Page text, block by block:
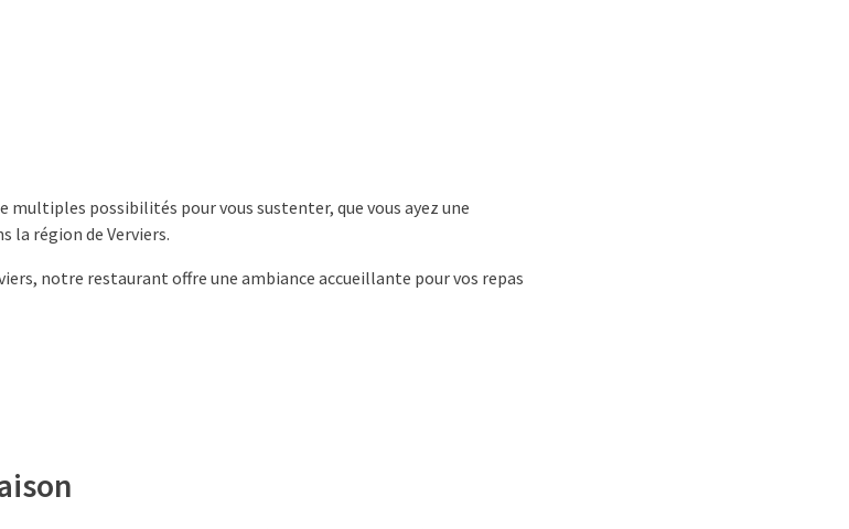
multiples possibilités pour vous sustenter, que vous ayez une
la région de Verviers.
notre restaurant offre une ambiance accueillante pour vos repas